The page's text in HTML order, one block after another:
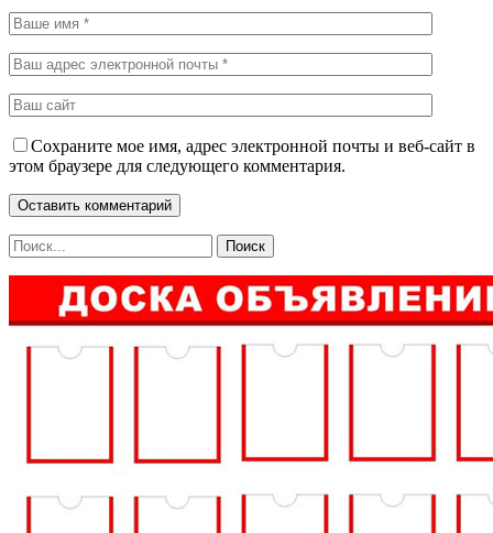
Сохраните мое имя, адрес электронной почты и веб-сайт в
этом браузере для следующего комментария.